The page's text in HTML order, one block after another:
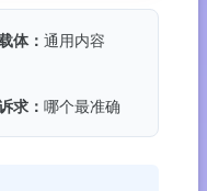
体： 通用内容
求： 哪个最准确